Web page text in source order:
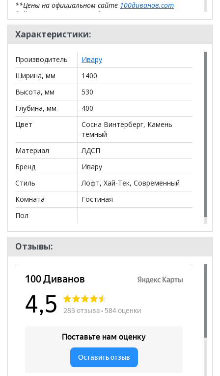
**Цены на официальном сайте 100диванов.com
действительны только для интернет-магазина
могут отличаться от цен в розничных магазинах-
салонах сети!
Характеристики:
Производитель
Ивару
Ширина, мм
1400
Высота, мм
530
Глубина, мм
400
Цвет
Сосна Винтерберг, Камень
темный
Материал
ЛДСП
Бренд
Ивару
Стиль
Лофт, Хай-Тек, Современный
Комната
Гостиная
Пол
Отзывы: